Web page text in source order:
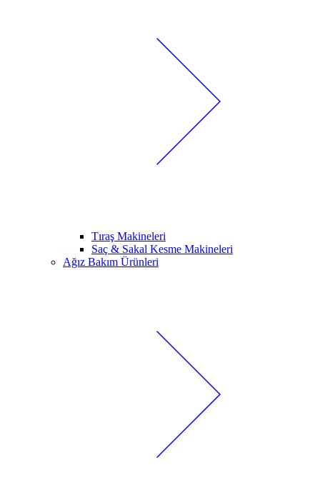
Tıraş Makineleri
Saç & Sakal Kesme Makineleri
Ağız Bakım Ürünleri